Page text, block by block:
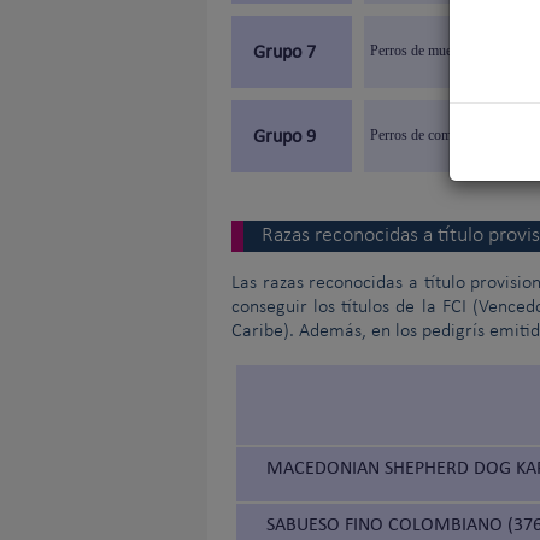
Grupo 7 Perros de muestra
Grupo 9 Perros de compañía
Razas reconocidas a título
Las razas reconocidas a título
conseguir los títulos de la FCI
Caribe). Además, en los pedigrís
MACEDONIAN SHEPHERD DOG
SABUESO FINO COLOMBIANO